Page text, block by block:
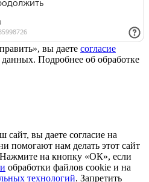
вы даете согласие
Подробнее об обработке
сайт, вы даете согласие на
помогают нам делать этот сайт
Нажмите на кнопку «ОК», если
обработки файлов cookie и на
технологий. Запретить